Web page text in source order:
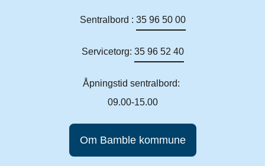
Sentralbord : 35 96 50 00
Servicetorg: 35 96 52 40
Åpningstid sentralbord:
09.00-15.00
Om Bamble kommune